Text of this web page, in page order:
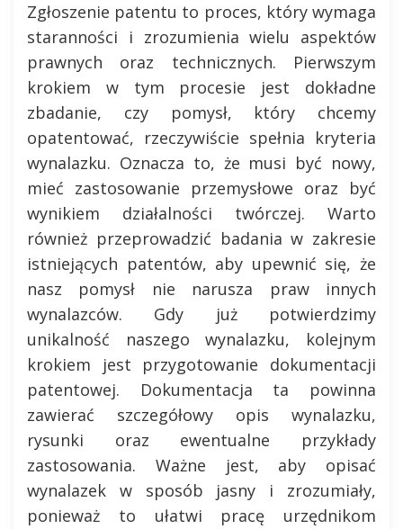
Zgłoszenie patentu to proces, który wymaga
staranności i zrozumienia wielu aspektów
prawnych oraz technicznych. Pierwszym
krokiem w tym procesie jest dokładne
zbadanie, czy pomysł, który chcemy
opatentować, rzeczywiście spełnia kryteria
wynalazku. Oznacza to, że musi być nowy,
mieć zastosowanie przemysłowe oraz być
wynikiem działalności twórczej. Warto
również przeprowadzić badania w zakresie
istniejących patentów, aby upewnić się, że
nasz pomysł nie narusza praw innych
wynalazców. Gdy już potwierdzimy
unikalność naszego wynalazku, kolejnym
krokiem jest przygotowanie dokumentacji
patentowej. Dokumentacja ta powinna
zawierać szczegółowy opis wynalazku,
rysunki oraz ewentualne przykłady
zastosowania. Ważne jest, aby opisać
wynalazek w sposób jasny i zrozumiały,
ponieważ to ułatwi pracę urzędnikom